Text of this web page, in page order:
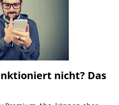
nicht? Das